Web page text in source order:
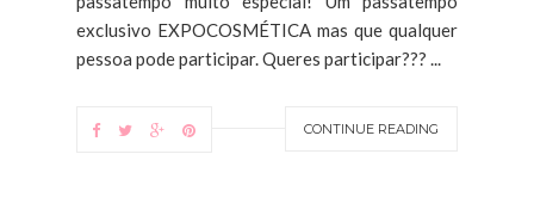
exclusivo EXPOCOSMÉTICA mas que qualquer
pessoa pode participar. Queres participar??? ...
CONTINUE READING